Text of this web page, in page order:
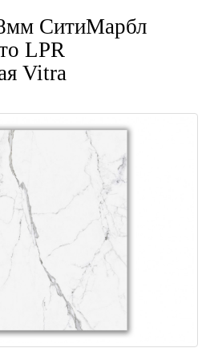
СитиМарбл
LPR
Vitra